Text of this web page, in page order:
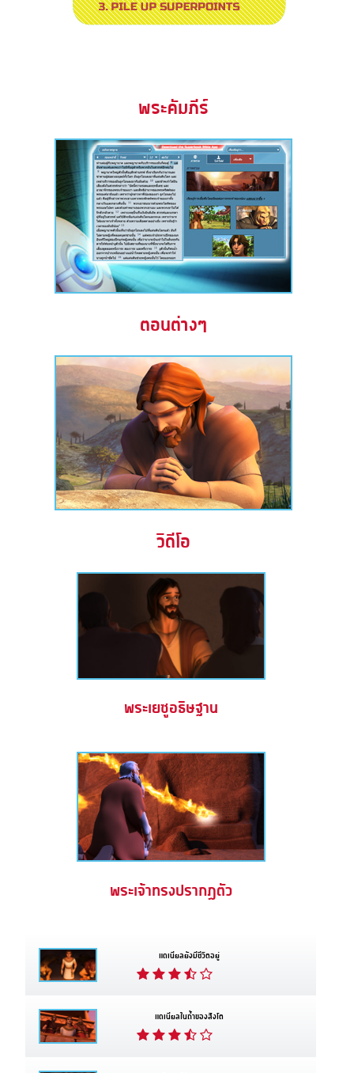
พระคัมภีร์
ตอนต่างๆ
วิดีโอ
พระเยซูอธิษฐาน
พระเจ้าทรงปรากฏตัว
แดเนียลยังมีชีวิตอยู่
แดเนียลในถ้ำของสิงโต